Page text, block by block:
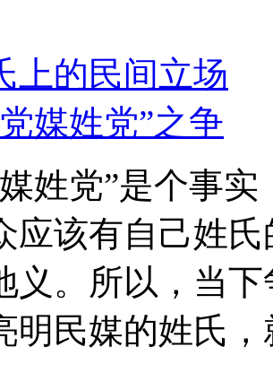
上的民间立场
媒姓党”之争
姓党”是个事
应该有自己姓
义。所以，当
明民媒的姓氏